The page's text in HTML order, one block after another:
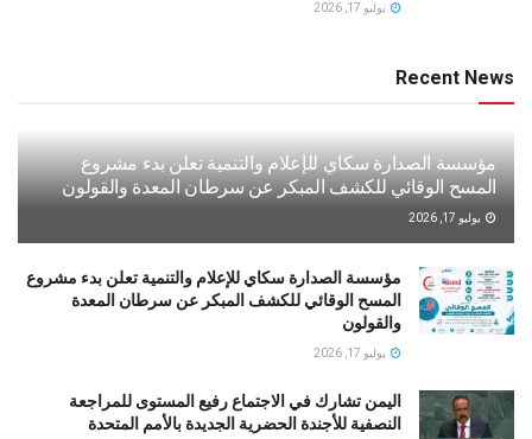
يوليو 17, 2026
Recent News
مؤسسة الصدارة سكاي للإعلام والتنمية تعلن بدء مشروع
المسح الوقائي للكشف المبكر عن سرطان المعدة والقولون
يوليو 17, 2026
مؤسسة الصدارة سكاي للإعلام والتنمية تعلن بدء مشروع
المسح الوقائي للكشف المبكر عن سرطان المعدة
والقولون
يوليو 17, 2026
اليمن تشارك في الاجتماع رفيع المستوى للمراجعة
النصفية للأجندة الحضرية الجديدة بالأمم المتحدة